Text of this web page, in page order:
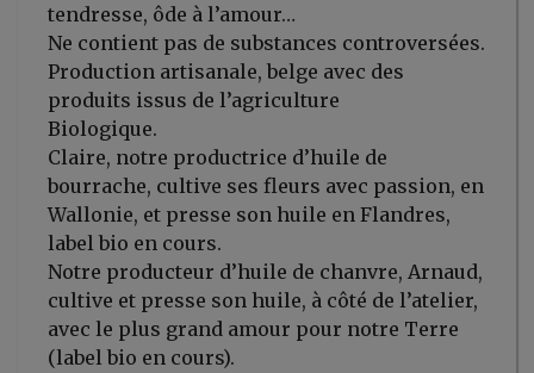
tendresse, ôde à l’amour…
Ne contient pas de substances controversées.
Production artisanale, belge avec des
produits issus de l’agriculture
Biologique.
Claire, notre productrice d’huile de
bourrache, cultive ses fleurs avec passion, en
Wallonie, et presse son huile en Flandres,
label bio en cours.
Notre producteur d’huile de chanvre, Arnaud,
cultive et presse son huile, à côté de l’atelier,
avec le plus grand amour pour notre Terre
(label bio en cours).